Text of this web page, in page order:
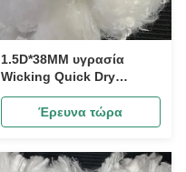
1.5D*38MM υγρασία
Wicking Quick Dry
Polyester Staple Fiber,
για αθλητικά ρούχα
εσώρουχα & Jersey
Έρευνα τώρα